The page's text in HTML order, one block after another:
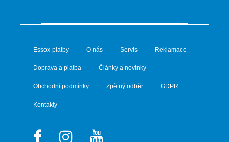
Essox-platby O nás Servis Reklamace
Doprava a platba Články a novinky
Obchodní podmínky Zpětný odběr GDPR
Kontakty